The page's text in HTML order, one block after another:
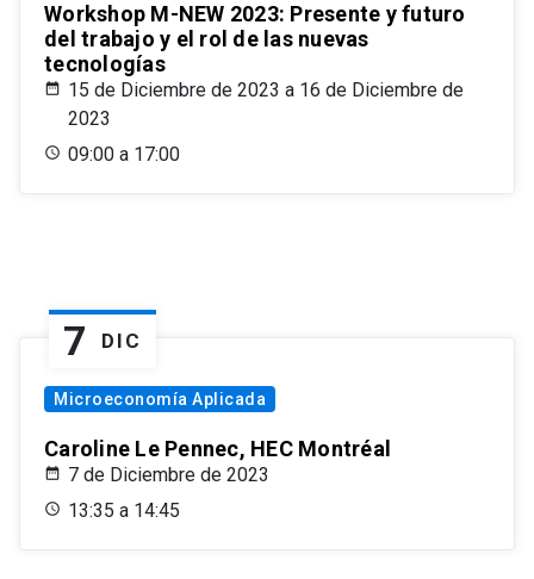
Workshop M-NEW 2023: Presente y futuro
del trabajo y el rol de las nuevas
tecnologías
15 de Diciembre de 2023 a 16 de Diciembre de
2023
09:00 a 17:00
7 DIC
Microeconomía Aplicada
Caroline Le Pennec, HEC Montréal
7 de Diciembre de 2023
13:35 a 14:45